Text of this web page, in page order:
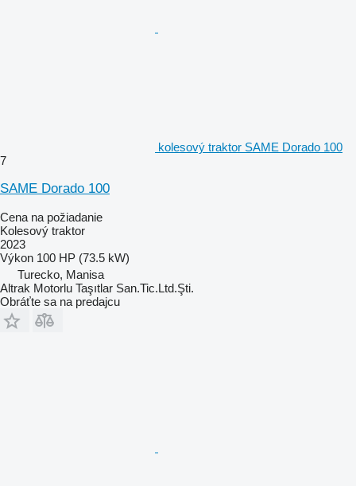
kolesový traktor SAME Dorado 100
7
SAME Dorado 100
Cena na požiadanie
Kolesový traktor
2023
Výkon 100 HP (73.5 kW)
Turecko, Manisa
Altrak Motorlu Taşıtlar San.Tic.Ltd.Şti.
Obráťte sa na predajcu